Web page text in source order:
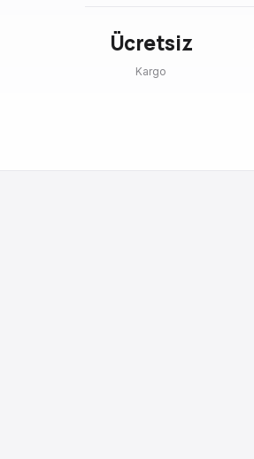
Ücretsiz
Kargo